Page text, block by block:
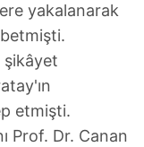
yakalanarak
şikâyet
etmişti.
Prof. Dr. Canan